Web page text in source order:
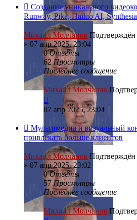
Создание уникального
Runway, Pika, Hailuo AI,
Михаил Молчанов Подтверждён
» 07 апр 2025, 23:04
0Ответы
62Просмотры
Последнее сообщение
Михаил Молчанов
07 апр 2025, 23:04
Мультимедиа и визуальный
привлекать больше клиентов
Михаил Молчанов Подтверждён
» 07 апр 2025, 23:02
0Ответы
57Просмотры
Последнее сообщение
Михаил Молчанов